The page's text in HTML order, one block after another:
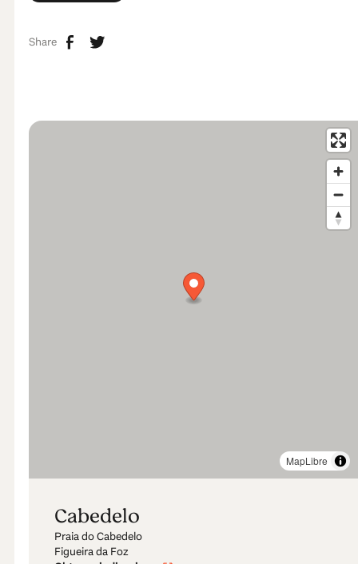
Share
Cabedelo
Praia do Cabedelo
Figueira da Foz
MapLibre